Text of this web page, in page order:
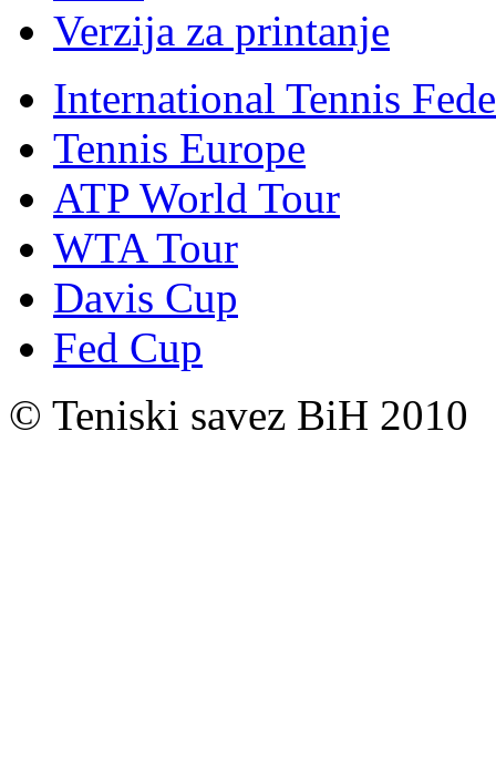
Verzija za printanje
International Tennis
Tennis Europe
ATP World Tour
WTA Tour
Davis Cup
Fed Cup
© Teniski savez BiH 2010